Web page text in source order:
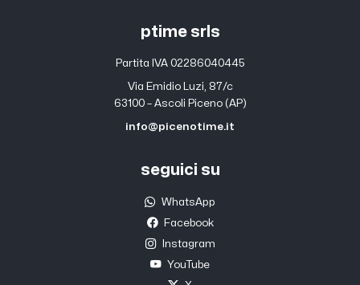
ptime srls
Partita IVA 02286040445
Via Emidio Luzi, 87/c
63100 – Ascoli Piceno (AP)
info@picenotime.it
seguici su
WhatsApp
Facebook
Instagram
YouTube